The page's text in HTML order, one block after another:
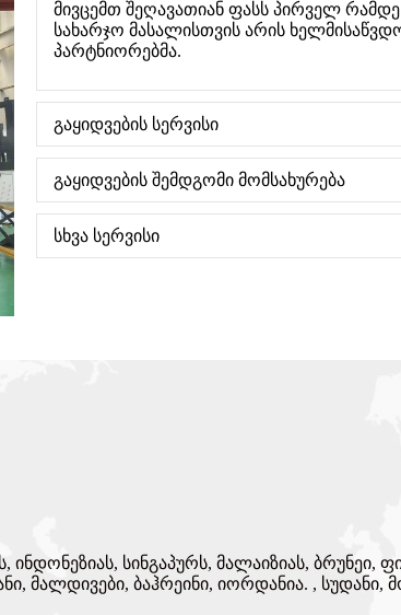
მივცემთ შეღავათიან ფასს პირველ
სახარჯო მასალისთვის არის
პარტნიორებმა.
გაყიდვების სერვისი
გაყიდვების შემდგომი მომსახურება
სხვა სერვისი
სინგაპურს, მალაიზიას, ბრუნეი,
მალდივები, ბაჰრეინი, იორდანია. ,